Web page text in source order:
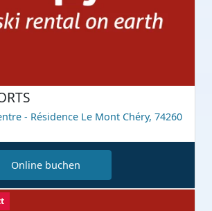
- Résidence Le Mont Chéry, 74260
Online buchen